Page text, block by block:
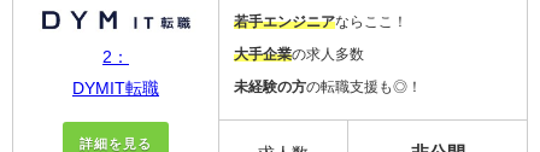
2：
DYMIT転職
詳細を見る
若手エンジニアならここ！
大手企業の求人多数
未経験の方の転職支援も◎！